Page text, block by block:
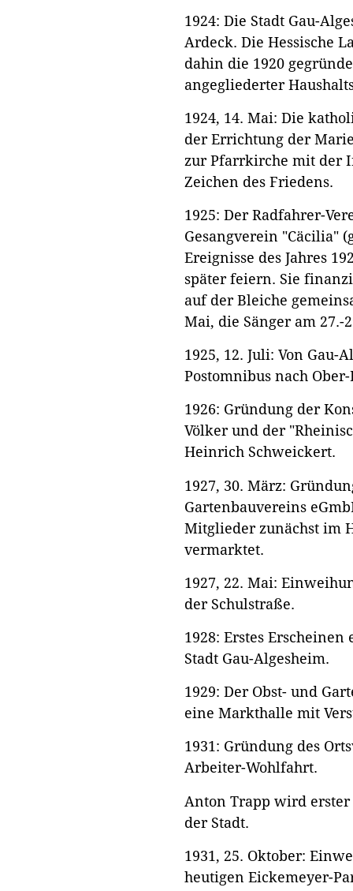
1924: Die Stadt Gau-
Ardeck. Die Hessische
dahin die 1920
angegliederter
1924, 14. Mai: Die
der Errichtung der
zur Pfarrkirche mit der
Zeichen des Friedens.
1925: Der Radfahrer-
Gesangverein "Cäcilia"
Ereignisse des Jahres
später feiern. Sie
auf der Bleiche
Mai, die Sänger am 27.-
1925, 12. Juli: Von
Postomnibus nach
1926: Gründung der
Völker und der
Heinrich Schweickert.
1927, 30. März:
Gartenbauvereins
Mitglieder zunächst im
vermarktet.
1927, 22. Mai:
der Schulstraße.
1928: Erstes
Stadt Gau-Algesheim.
1929: Der Obst- und
eine Markthalle mit
1931: Gründung des
Arbeiter-Wohlfahrt.
Anton Trapp wird
der Stadt.
1931, 25. Oktober:
heutigen Eickemeyer-